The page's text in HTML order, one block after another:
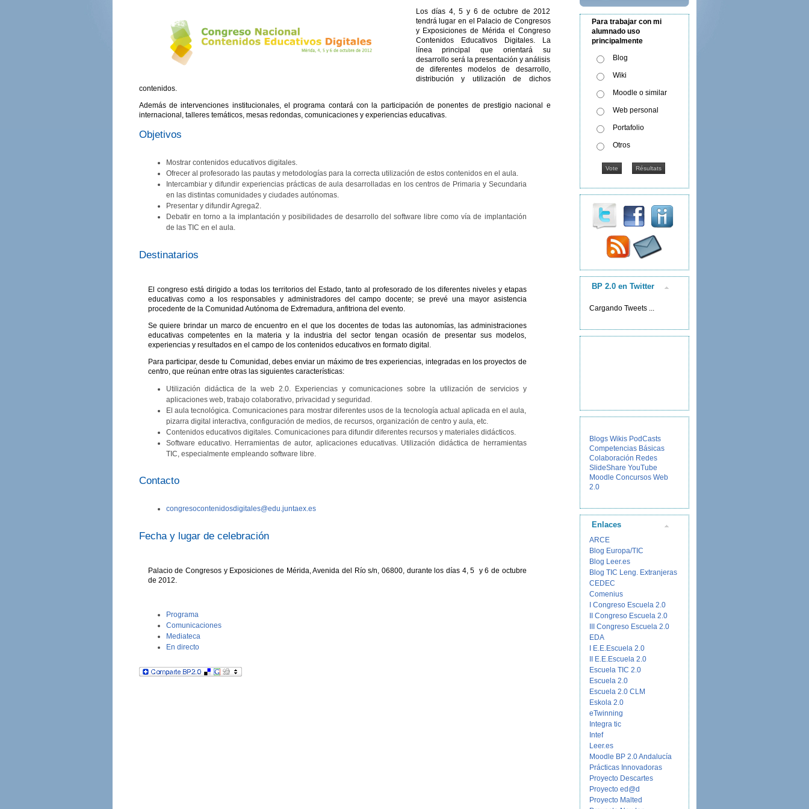
Los días 4, 5 y 6 de octubre de 2012
tendrá lugar en el Palacio de Congresos
y Exposiciones de Mérida el Congreso
Contenidos Educativos Digitales. La
línea principal que orientará su
desarrollo será la presentación y análisis
de diferentes modelos de desarrollo,
distribución y utilización de dichos
contenidos.
Además de intervenciones institucionales, el programa contará con la participación de ponentes de prestigio nacional e
internacional, talleres temáticos, mesas redondas, comunicaciones y experiencias educativas.
Objetivos
Mostrar contenidos educativos digitales.
Ofrecer al profesorado las pautas y metodologías para la correcta utilización de estos contenidos en el aula.
Intercambiar y difundir experiencias prácticas de aula desarrolladas en los centros de Primaria y Secundaria
en las distintas comunidades y ciudades autónomas.
Presentar y difundir Agrega2.
Debatir en torno a la implantación y posibilidades de desarrollo del software libre como vía de implantación
de las TIC en el aula.
Destinatarios
El congreso está dirigido a todas los territorios del Estado, tanto al profesorado de los diferentes niveles y etapas
educativas como a los responsables y administradores del campo docente; se prevé una mayor asistencia
procedente de la Comunidad Autónoma de Extremadura, anfitriona del evento.
Se quiere brindar un marco de encuentro en el que los docentes de todas las autonomías, las administraciones
educativas competentes en la materia y la industria del sector tengan ocasión de presentar sus modelos,
experiencias y resultados en el campo de los contenidos educativos en formato digital.
Para participar, desde tu Comunidad, debes enviar un máximo de tres experiencias, integradas en los proyectos de
centro, que reúnan entre otras las siguientes características:
Utilización didáctica de la web 2.0. Experiencias y comunicaciones sobre la utilización de servicios y
aplicaciones web, trabajo colaborativo, privacidad y seguridad.
El aula tecnológica. Comunicaciones para mostrar diferentes usos de la tecnología actual aplicada en el aula,
pizarra digital interactiva, configuración de medios, de recursos, organización de centro y aula, etc.
Contenidos educativos digitales. Comunicaciones para difundir diferentes recursos y materiales didácticos.
Software educativo. Herramientas de autor, aplicaciones educativas. Utilización didáctica de herramientas
TIC, especialmente empleando software libre.
Contacto
congresocontenidosdigitales@edu.juntaex.es
Fecha y lugar de celebración
Palacio de Congresos y Exposiciones de Mérida, Avenida del Río s/n, 06800, durante los días 4, 5 y 6 de octubre
de 2012.
Programa
Comunicaciones
Mediateca
En directo
Para trabajar con mi
alumnado uso
principalmente
Blog
Wiki
Moodle o similar
Web personal
Portafolio
Otros
BP 2.0 en Twitter
Cargando Tweets ...
Blogs Wikis PodCasts
Competencias Básicas
Colaboración Redes
SlideShare YouTube
Moodle Concursos Web
2.0
Enlaces
ARCE
Blog Europa/TIC
Blog Leer.es
Blog TIC Leng. Extranjeras
CEDEC
Comenius
I Congreso Escuela 2.0
II Congreso Escuela 2.0
III Congreso Escuela 2.0
EDA
I E.E.Escuela 2.0
II E.E.Escuela 2.0
Escuela TIC 2.0
Escuela 2.0
Escuela 2.0 CLM
Eskola 2.0
eTwinning
Integra tic
Intef
Leer.es
Moodle BP 2.0 Andalucía
Prácticas Innovadoras
Proyecto Descartes
Proyecto ed@d
Proyecto Malted